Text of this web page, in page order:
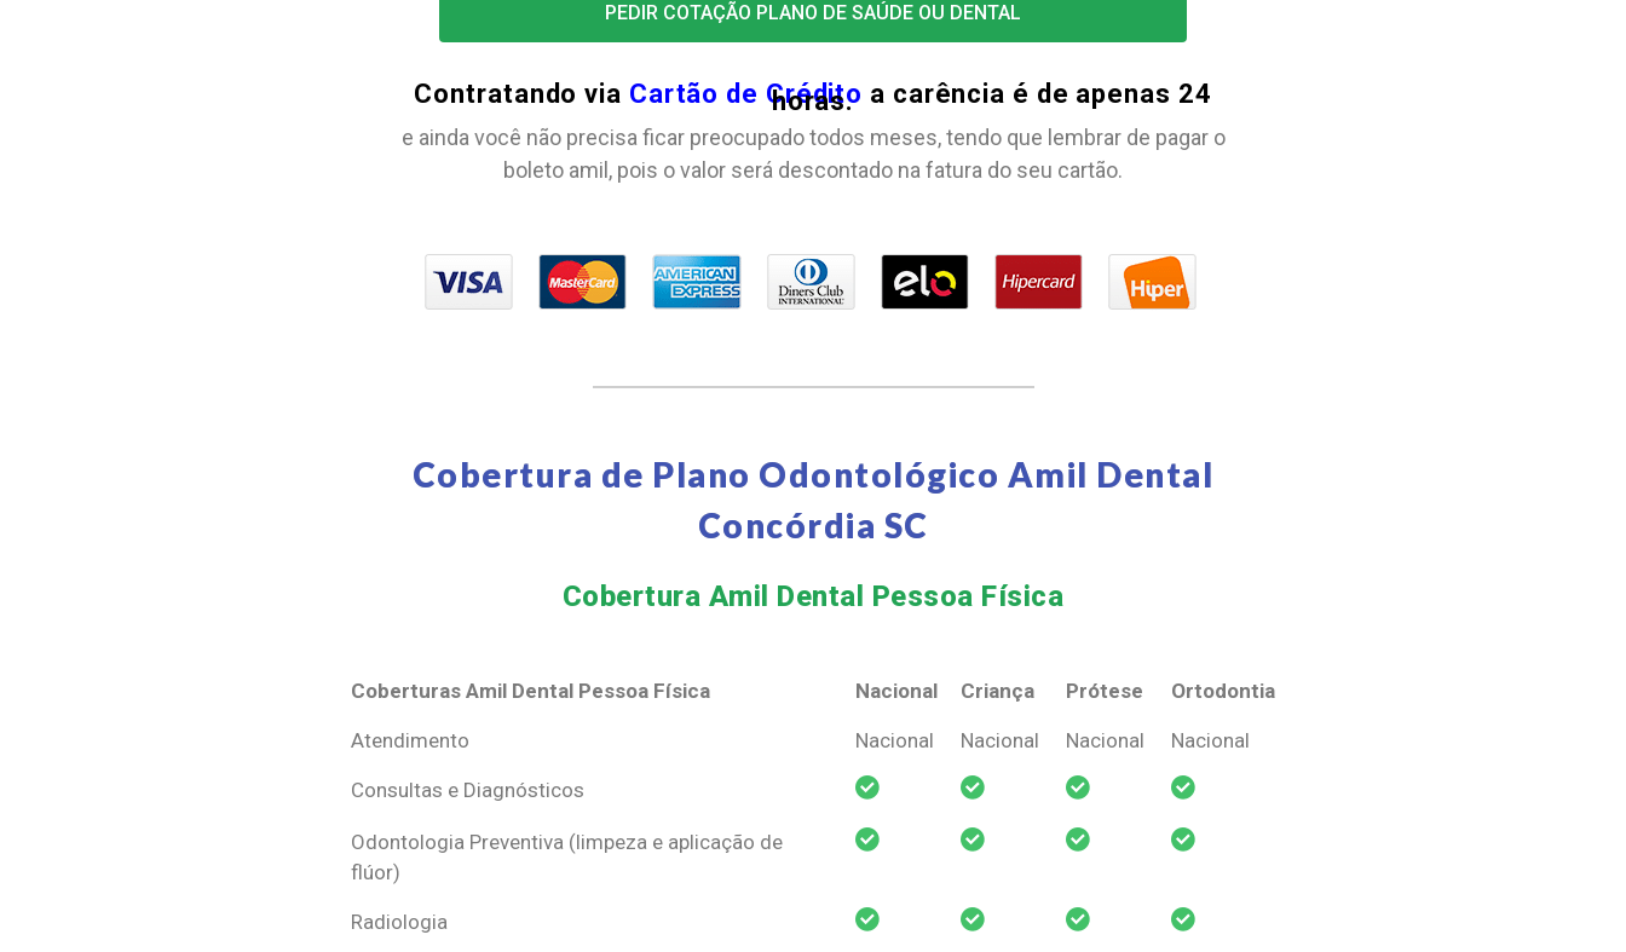
PEDIR COTAÇÃO PLANO DE SAÚDE OU DENTAL
Contratando via Cartão de Crédito a carência é de apenas 24
horas.
e ainda você não precisa ficar preocupado todos meses, tendo que lembrar de pagar o
boleto amil, pois o valor será descontado na fatura do seu cartão.
Cobertura de Plano Odontológico Amil Dental
Concórdia SC
Cobertura Amil Dental Pessoa Física​
Coberturas Amil Dental Pessoa Física Nacional Criança Prótese
Ortodontia
Coberturas Amil Dental Pessoa Física
Nacional Criança Prótese Ortodontia
Atendimento Nacional Nacional Nacional Nacional
Consultas e Diagnósticos
Odontologia Preventiva (limpeza e aplicação de
flúor)
Radiologia